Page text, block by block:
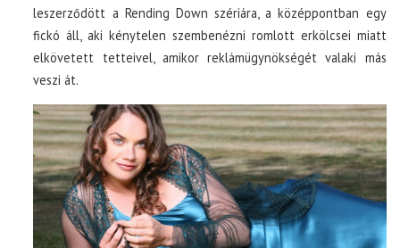
leszerződött a Rending Down szériára, a középpontban egy
fickó áll, aki kénytelen szembenézni romlott erkölcsei miatt
elkövetett tetteivel, amikor reklámügynökségét valaki más
veszi át.